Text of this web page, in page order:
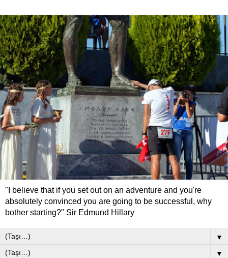
"I believe that if you set out on an adventure and you're
absolutely convinced you are going to be successful, why
bother starting?" Sir Edmund Hillary
▼
▼